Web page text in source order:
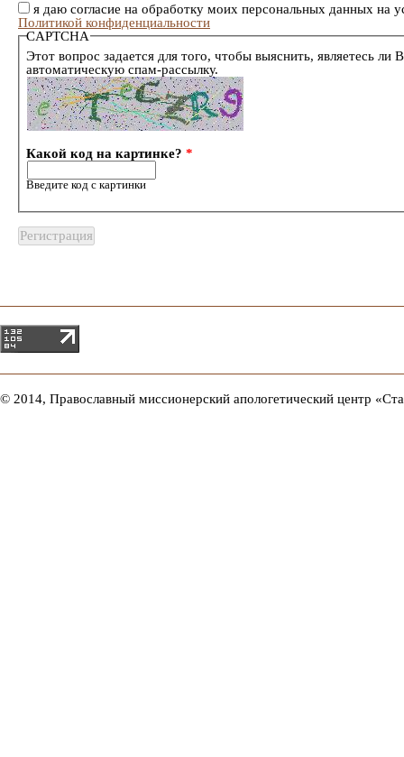
я даю согласие на обработку моих персональных данных на
Политикой конфиденциальности
CAPTCHA
Этот вопрос задается для того, чтобы выяснить, являетесь ли
автоматическую спам-рассылку.
Какой код на картинке?*
Введите код с картинки
© 2014, Православный миссионерский апологетический центр